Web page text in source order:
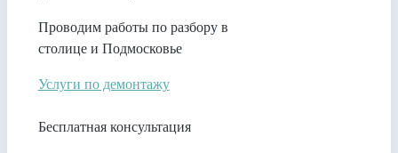
Проводим работы по разбору в
столице и Подмосковье
Услуги по демонтажу
Бесплатная консультация